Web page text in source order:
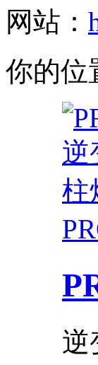
网站：
你的位
逆